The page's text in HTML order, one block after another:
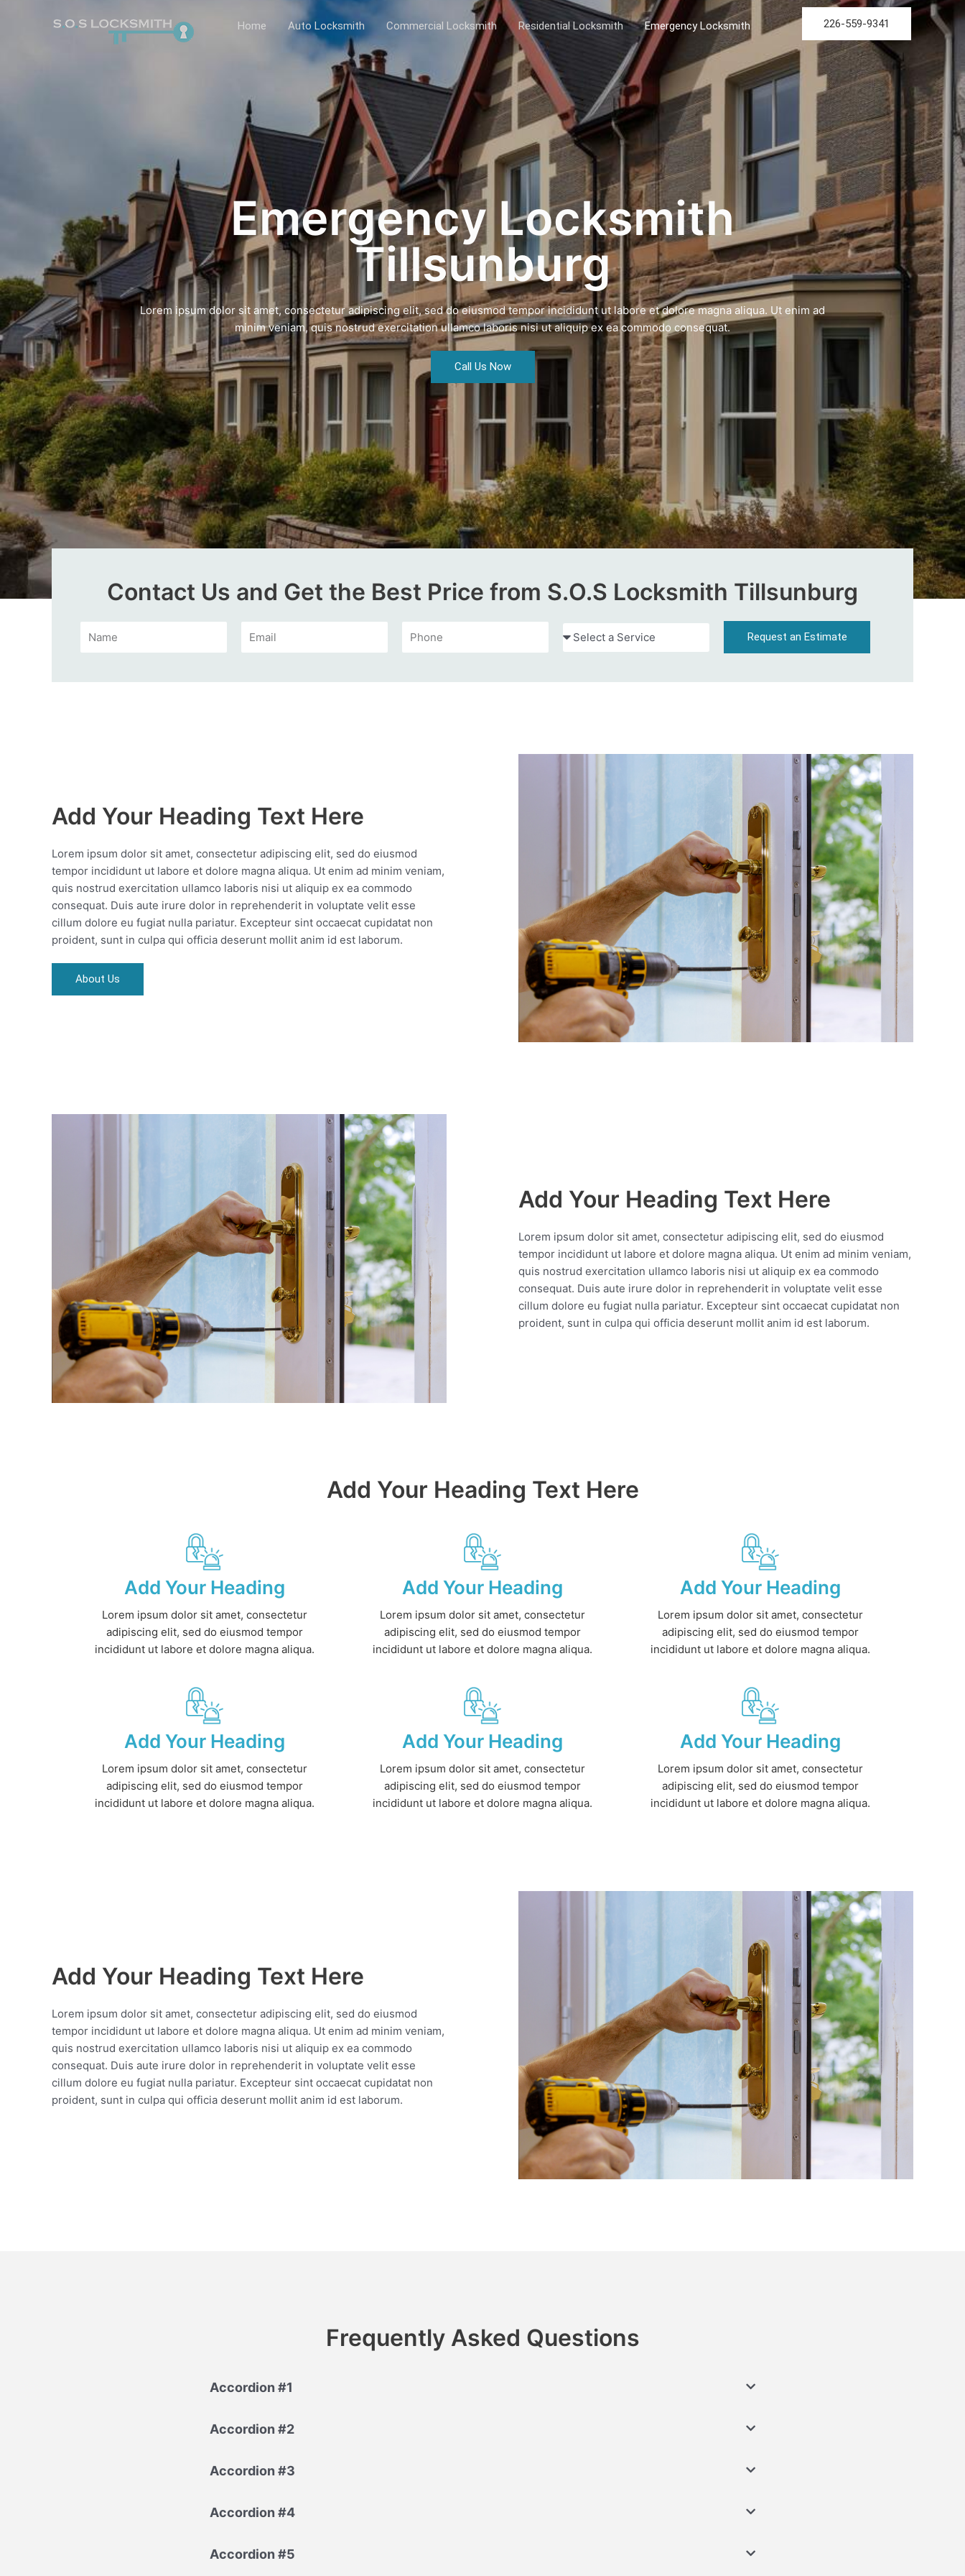
Home Auto Locksmith Commercial Locksmith Residential Locksmith Emergency Locksmith 226-559-9341
Emergency Locksmith
Tillsunburg
Lorem ipsum dolor sit amet, consectetur adipiscing elit, sed do eiusmod tempor incididunt ut labore et dolore magna aliqua. Ut enim ad
minim veniam, quis nostrud exercitation ullamco laboris nisi ut aliquip ex ea commodo consequat.
Call Us Now
Contact Us and Get the Best Price from S.O.S Locksmith Tillsunburg
Request an Estimate
Add Your Heading Text Here
Lorem ipsum dolor sit amet, consectetur adipiscing elit, sed do eiusmod
tempor incididunt ut labore et dolore magna aliqua. Ut enim ad minim veniam,
quis nostrud exercitation ullamco laboris nisi ut aliquip ex ea commodo
consequat. Duis aute irure dolor in reprehenderit in voluptate velit esse
cillum dolore eu fugiat nulla pariatur. Excepteur sint occaecat cupidatat non
proident, sunt in culpa qui officia deserunt mollit anim id est laborum.
About Us
Add Your Heading Text Here
Lorem ipsum dolor sit amet, consectetur adipiscing elit, sed do eiusmod
tempor incididunt ut labore et dolore magna aliqua. Ut enim ad minim veniam,
quis nostrud exercitation ullamco laboris nisi ut aliquip ex ea commodo
consequat. Duis aute irure dolor in reprehenderit in voluptate velit esse
cillum dolore eu fugiat nulla pariatur. Excepteur sint occaecat cupidatat non
proident, sunt in culpa qui officia deserunt mollit anim id est laborum.
Add Your Heading Text Here
Add Your Heading
Lorem ipsum dolor sit amet, consectetur
adipiscing elit, sed do eiusmod tempor
incididunt ut labore et dolore magna aliqua.
Add Your Heading
Lorem ipsum dolor sit amet, consectetur
adipiscing elit, sed do eiusmod tempor
incididunt ut labore et dolore magna aliqua.
Add Your Heading
Lorem ipsum dolor sit amet, consectetur
adipiscing elit, sed do eiusmod tempor
incididunt ut labore et dolore magna aliqua.
Add Your Heading
Lorem ipsum dolor sit amet, consectetur
adipiscing elit, sed do eiusmod tempor
incididunt ut labore et dolore magna aliqua.
Add Your Heading
Lorem ipsum dolor sit amet, consectetur
adipiscing elit, sed do eiusmod tempor
incididunt ut labore et dolore magna aliqua.
Add Your Heading
Lorem ipsum dolor sit amet, consectetur
adipiscing elit, sed do eiusmod tempor
incididunt ut labore et dolore magna aliqua.
Add Your Heading Text Here
Lorem ipsum dolor sit amet, consectetur adipiscing elit, sed do eiusmod
tempor incididunt ut labore et dolore magna aliqua. Ut enim ad minim veniam,
quis nostrud exercitation ullamco laboris nisi ut aliquip ex ea commodo
consequat. Duis aute irure dolor in reprehenderit in voluptate velit esse
cillum dolore eu fugiat nulla pariatur. Excepteur sint occaecat cupidatat non
proident, sunt in culpa qui officia deserunt mollit anim id est laborum.
Frequently Asked Questions
Accordion #1
Accordion #2
Accordion #3
Accordion #4
Accordion #5